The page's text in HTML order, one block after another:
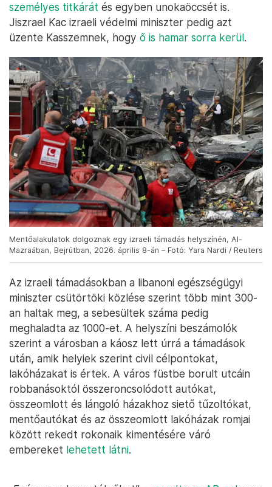
személyes titkárát és egyben unokaöccsét is.
Jiszrael Kac izraeli védelmi miniszter pedig azt
üzente Kasszemnek, hogy ő is hamar sorra kerül.
Mentőalakulatok dolgoznak egy izraeli támadás helyszínén, Al-
Mazraában, Bejrútban, 2026. április 8-án – Fotó: Yara Nardi / Reuters
Az izraeli támadásokban a libanoni egészségügyi
miniszter csütörtöki közlése szerint több mint 300-
an haltak meg, a sebesültek száma pedig
meghaladta az 1000-et. A helyszíni beszámolók
szerint a városban a káosz lett úrrá a támadások
után, amik helyiek szerint civil célpontokat,
lakóházakat is értek. A város füstbe borult utcáin
robbanásoktól összeroncsolódott autókat,
összeomlott és lángoló házakhoz siető tűzoltókat,
mentőautókat és az összeomlott lakóházak romjai
között rekedt rokonaik kimentésére váró
embereket lehetett látni.